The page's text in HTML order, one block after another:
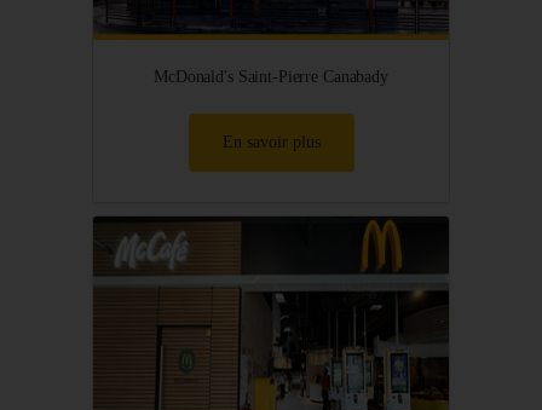
McDonald's Saint-Pierre Canabady
En savoir plus